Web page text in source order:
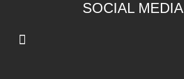
SOCIAL MEDIA